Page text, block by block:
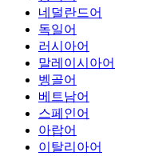
네덜란드어
독일어
러시아어
말레이시아어
벵골어
베트남어
스페인어
아랍어
이탈리아어